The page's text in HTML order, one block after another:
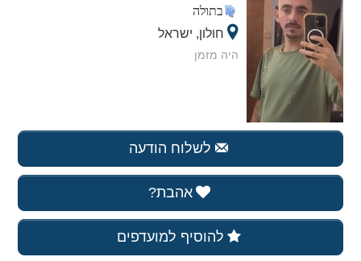
בתולה
חולון, ישראל
היה מזמן
לשלוח הודעה
אהבת?
להוסיף למועדפים